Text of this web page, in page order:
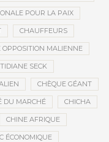
POUR LA PAIX
CHAUFFEURS
OPPOSITION MALIENNE
SECK
CHÈQUE GÉANT
DU MARCHÉ CHICHA
CHINE AFRIQUE
ÉCONOMIQUE